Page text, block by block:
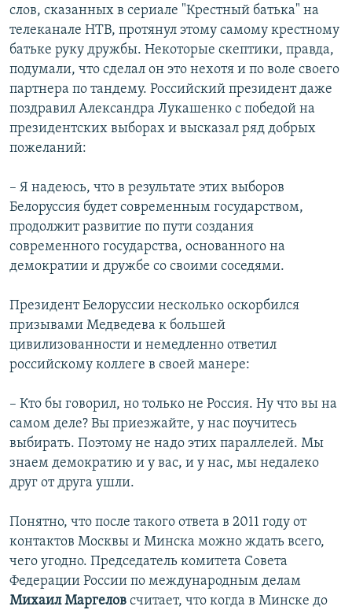
слов, сказанных в сериале "Крестный батька" на
телеканале НТВ, протянул этому самому крестному
батьке руку дружбы. Некоторые скептики, правда,
подумали, что сделал он это нехотя и по воле своего
партнера по тандему. Российский президент даже
поздравил Александра Лукашенко с победой на
президентских выборах и высказал ряд добрых
пожеланий:
– Я надеюсь, что в результате этих выборов
Белоруссия будет современным государством,
продолжит развитие по пути создания
современного государства, основанного на
демократии и дружбе со своими соседями.
Президент Белоруссии несколько оскорбился
призывами Медведева к большей
цивилизованности и немедленно ответил
российскому коллеге в своей манере:
– Кто бы говорил, но только не Россия. Ну что вы на
самом деле? Вы приезжайте, у нас поучитесь
выбирать. Поэтому не надо этих параллелей. Мы
знаем демократию и у вас, и у нас, мы недалеко
друг от друга ушли.
Понятно, что после такого ответа в 2011 году от
контактов Москвы и Минска можно ждать всего,
чего угодно. Председатель комитета Совета
Федерации России по международным делам
Михаил Маргелов считает, что когда в Минске до